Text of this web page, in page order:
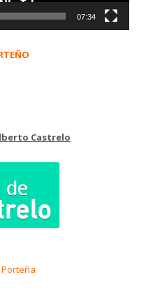
07:34
Castrelo